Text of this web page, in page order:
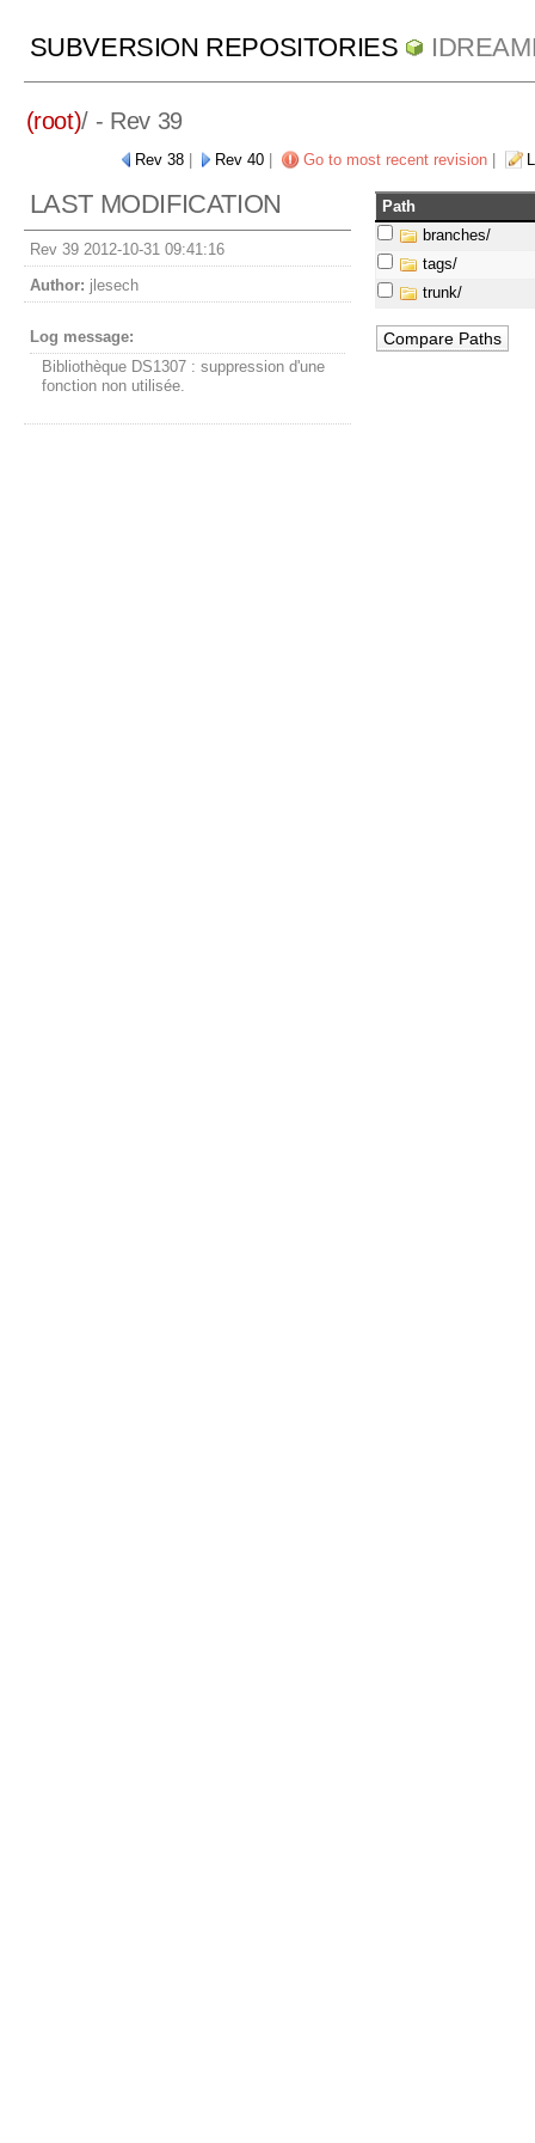
SUBVERSION REPOSITORIES
(root)/ - Rev 39
Rev 38 Rev 40 Go to most recent revision
LAST MODIFICATION
Rev 39 2012-10-31 09:41:16
Author: jlesech
Log message:
Bibliothèque DS1307 : suppression d'une
fonction non utilisée.
Path
branches/
tags/
trunk/